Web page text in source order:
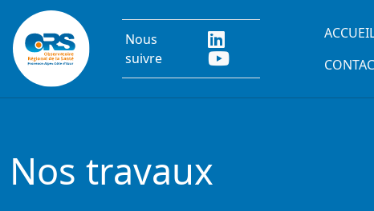
Aller au contenu principal
Nous
suivre
Main
Nos travaux